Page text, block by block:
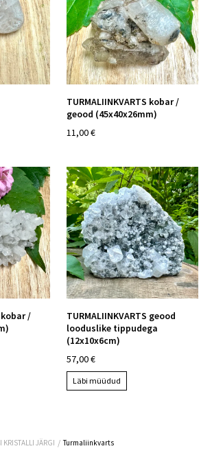
TURMALIINKVARTS kobar /
geood (45x40x26mm)
11,00 €
kobar /
TURMALIINKVARTS geood
looduslike tippudega
(12x10x6cm)
57,00 €
Läbi müüdud
KRISTALLI JÄRGI / Turmaliinkvarts